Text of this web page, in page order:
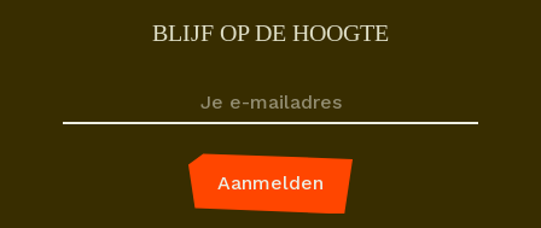
BLIJF OP DE HOOGTE